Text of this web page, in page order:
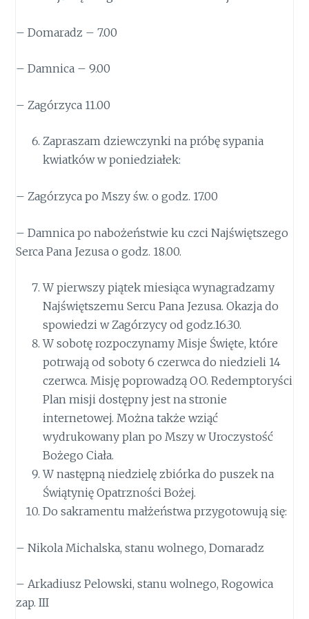
– Domaradz – 7.00
– Damnica – 9.00
– Zagórzyca 11.00
Zapraszam dziewczynki na próbę sypania
kwiatków w poniedziałek:
– Zagórzyca po Mszy św. o godz. 17.00
– Damnica po nabożeństwie ku czci Najświętszego
Serca Pana Jezusa o godz. 18.00.
W pierwszy piątek miesiąca wynagradzamy
Najświętszemu Sercu Pana Jezusa. Okazja do
spowiedzi w Zagórzycy od godz.16.30.
W sobotę rozpoczynamy Misje Święte, które
potrwają od soboty 6 czerwca do niedzieli 14
czerwca. Misję poprowadzą OO. Redemptoryści
Plan misji dostępny jest na stronie
internetowej. Można także wziąć
wydrukowany plan po Mszy w Uroczystość
Bożego Ciała.
W następną niedzielę zbiórka do puszek na
Świątynię Opatrzności Bożej.
Do sakramentu małżeństwa przygotowują się:
– Nikola Michalska, stanu wolnego, Domaradz
– Arkadiusz Pelowski, stanu wolnego, Rogowica
zap. III